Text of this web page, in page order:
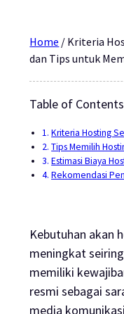
Home / Kriteria
dan Tips untuk
Table of Contents
Kriteria Hosting
Tips Memilih
Estimasi Biaya
Rekomendasi
Kebutuhan akan
meningkat
memiliki
resmi sebagai
media